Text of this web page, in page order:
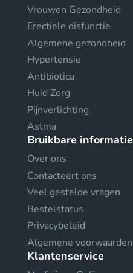
Vrouwen Gezondheid
Erectiele disfunctie
Algemene gezondheid
Hypertensie
Antibiotica
Huid Zorg
Pijnverlichting
Astma
Bruikbare informatie
Over ons
Contacteert ons
Veel gestelde vragen
Bestelstatus
Privacybeleid
Algemene voorwaarden
Klantenservice